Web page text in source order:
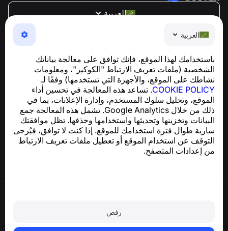
العربية
باستخدامك لهذا الموقع، فإنك توافق على معالجة بياناتك
الشخصية (ملفات تعريف الارتباط "الكوكيز"، ومعلومات
نشاطك على الموقع، والأجهزة التي تستخدمها) وفقًا لـ
COOKIE POLICY. تساعد هذه المعالجة في تحسين أداء
الموقع، وتحليل سلوك المستخدم، وإدارة الإعلانات، بما في
ذلك من خلال Google Analytics. تشمل هذه المعالجة جمع
البيانات وتخزينها وتحديثها واستخدامها وحذفها. تظل موافقتك
سارية طوال فترة استخدامك للموقع. إذا كنت لا توافق، فيُرجى
التوقف عن استخدام الموقع أو تعطيل ملفات تعريف الارتباط
من إعدادات المتصفح.
رفض
العربية
NumBuster © 2013—2026 ·
support@numbuster.com
تطبيق سهل الاستخدام يحميك من الاحتيال الهاتفي، الرسائل
للاستفسارات المتعلقة بالامتثال للائحة العامة لحماية البيانات
support@numbuster.com
مركز المساعدة
الأخبار والمقالات
حول المشروع
جهات الاتصال